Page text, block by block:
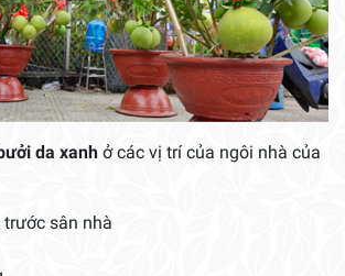
da xanh ở các vị trí của ngôi nhà của
sân nhà